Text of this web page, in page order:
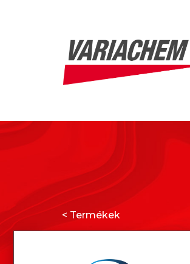
< Termékek